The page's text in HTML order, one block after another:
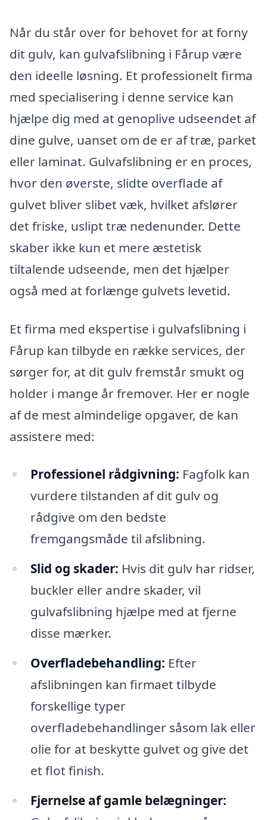
Når du står over for behovet for at forny
dit gulv, kan gulvafslibning i Fårup være
den ideelle løsning. Et professionelt firma
med specialisering i denne service kan
hjælpe dig med at genoplive udseendet af
dine gulve, uanset om de er af træ, parket
eller laminat. Gulvafslibning er en proces,
hvor den øverste, slidte overflade af
gulvet bliver slibet væk, hvilket afslører
det friske, uslipt træ nedenunder. Dette
skaber ikke kun et mere æstetisk
tiltalende udseende, men det hjælper
også med at forlænge gulvets levetid.
Et firma med ekspertise i gulvafslibning i
Fårup kan tilbyde en række services, der
sørger for, at dit gulv fremstår smukt og
holder i mange år fremover. Her er nogle
af de mest almindelige opgaver, de kan
assistere med:
Professionel rådgivning: Fagfolk kan
vurdere tilstanden af dit gulv og
rådgive om den bedste
fremgangsmåde til afslibning.
Slid og skader: Hvis dit gulv har ridser,
buckler eller andre skader, vil
gulvafslibning hjælpe med at fjerne
disse mærker.
Overfladebehandling: Efter
afslibningen kan firmaet tilbyde
forskellige typer
overfladebehandlinger såsom lak eller
olie for at beskytte gulvet og give det
et flot finish.
Fjernelse af gamle belægninger: